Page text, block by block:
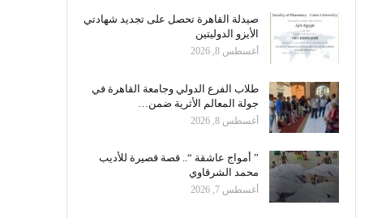
صيدلة القاهرة تحصل على تجديد شهادتي
الأيزو الدوليتين
أغسطس 8, 2026
طلاب الفرع الدولي وجامعة القاهرة في
جولة المعالم الأثرية ضمن…
أغسطس 8, 2026
” أمواج عاشقة “.. قصة قصيرة للأديب
محمد الشرقاوي
أغسطس 7, 2026